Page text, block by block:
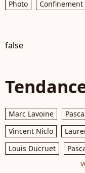
Photo Confinement
false
Marc Lavoine
Vincent Niclo
Louis Ducruet